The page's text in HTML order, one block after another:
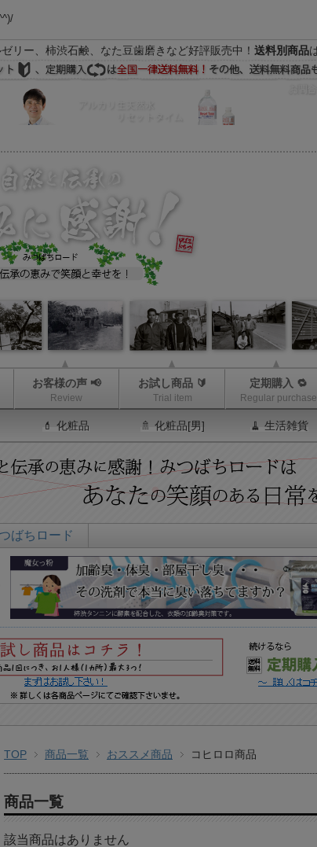
リー、柿渋石鹸、なた豆歯磨きなど好評販売中！ 送料別商品
お客様の声 📢
Review
お試し商品 🔰
Trial item
定期購入 🔁
Regular purchase
TOP 商品一覧 おススメ商品 コヒロロ商品
商品一覧
該当商品はありません